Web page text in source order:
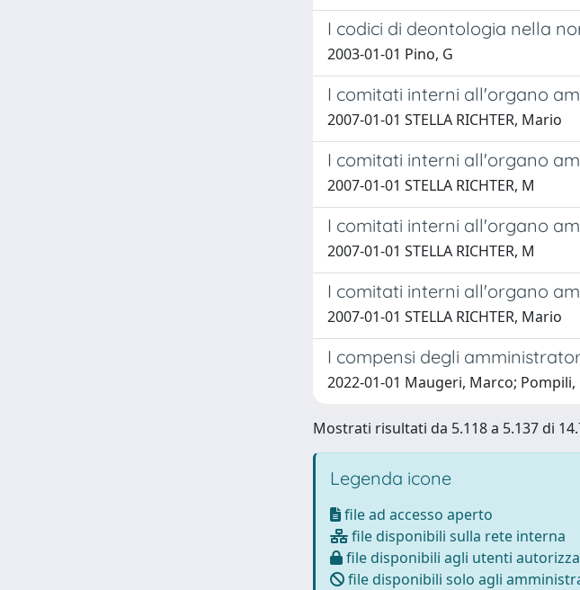
I codici di deontologia nella
2003-01-01 Pino, G
I comitati interni all'organo
2007-01-01 STELLA RICHTER, Mario
I comitati interni all'organo
2007-01-01 STELLA RICHTER, M
I comitati interni all'organo
2007-01-01 STELLA RICHTER, M
I comitati interni all'organo
2007-01-01 STELLA RICHTER, Mario
I compensi degli
2022-01-01 Maugeri, Marco;
Mostrati risultati da 5.118 a 5.137 di
Legenda icone
file ad accesso aperto
file disponibili sulla rete interna
file disponibili agli utenti
file disponibili solo agli